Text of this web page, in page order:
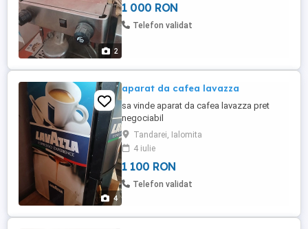
2
1 000 RON
Telefon validat
4
aparat da cafea lavazza
sa vinde aparat da cafea lavazza pret
negociabil
Tandarei, Ialomita
4 iulie
1 100 RON
Telefon validat